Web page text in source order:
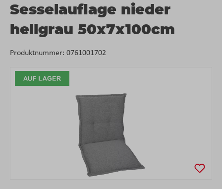
Bildergalerie überspringen
Sesselauflage nieder
hellgrau 50x7x100cm
Produktnummer: 0761001702